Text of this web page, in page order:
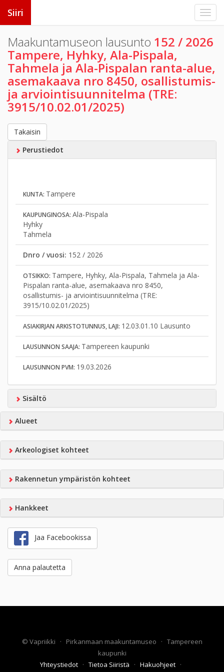
Siiri
Maakuntamuseon lausunto 152 / 2026
Tampere, Hyhky, Ala-Pispala,
Tahmela ja Ala-Pispalan ranta-alue,
asemakaava nro 8450, osallistumis-
ja arviointisuunnitelma (TRE:
3915/10.02.01/2025)
Takaisin
Perustiedot
KUNTA: Tampere
KAUPUNGINOSA: Ala-Pispala
Hyhky
Tahmela
Dnro / vuosi: 152 / 2026
OTSIKKO: Tampere, Hyhky, Ala-Pispala, Tahmela ja Ala-
Pispalan ranta-alue, asemakaava nro 8450,
osallistumis- ja arviointisuunnitelma (TRE:
3915/10.02.01/2025)
ASIAKIRJAN ARKISTOTUNNUS, LAJI: 12.03.01.10 Lausunto
LAUSUNNON SAAJA: Tampereen kaupunki
LAUSUNNON PVM: 19.03.2026
Sisältö
Alueet
Arkeologiset kohteet
Rakennetun ympäristön kohteet
Hankkeet
Jaa Facebookissa
Anna palautetta
© Vapriikki · Pirkanmaan maakuntamuseo · Tampereen
kaupunki
Yhteystiedot · Tietoa Siiristä · Hakuohjeet ·